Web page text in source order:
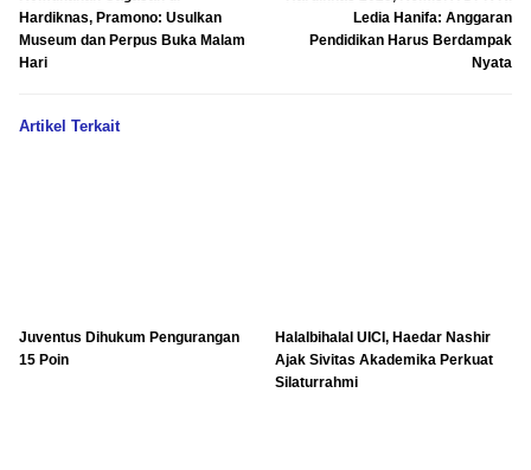
Hardiknas, Pramono: Usulkan
Museum dan Perpus Buka Malam
Hari
Ledia Hanifa: Anggaran
Pendidikan Harus Berdampak
Nyata
Artikel Terkait
Juventus Dihukum Pengurangan
15 Poin
Halalbihalal UICI, Haedar Nashir
Ajak Sivitas Akademika Perkuat
Silaturrahmi